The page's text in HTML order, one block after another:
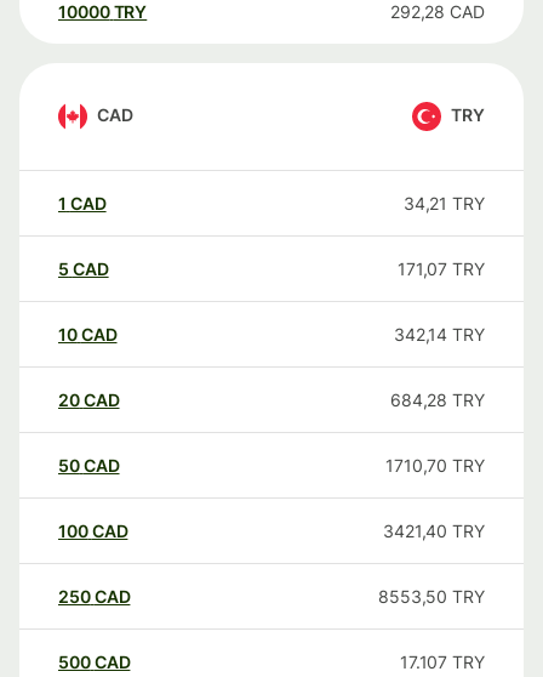
10000 TRY 292,28 CAD
CAD TRY
1 CAD 34,21 TRY
5 CAD 171,07 TRY
10CAD 342,14 TRY
20CAD 684,28 TRY
50CAD 1710,70 TRY
100CAD 3421,40 TRY
250CAD 8553,50 TRY
500CAD 17.107 TRY